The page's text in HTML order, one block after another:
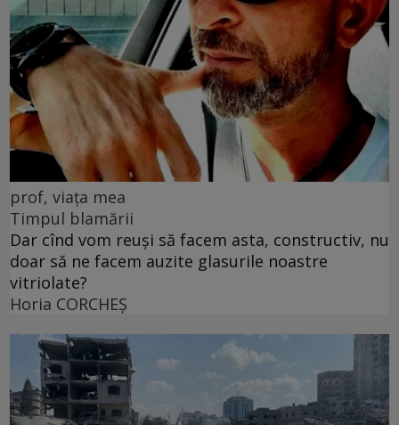
prof, viața mea
Timpul blamării
Dar cînd vom reuși să facem asta, constructiv, nu
doar să ne facem auzite glasurile noastre
vitriolate?
Horia CORCHEŞ